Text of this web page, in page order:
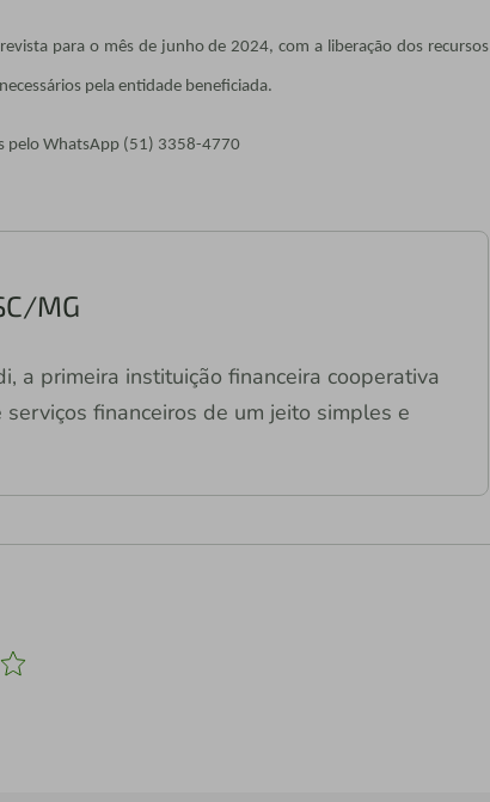
para o mês de junho de 2024, com a liberação dos recursos
pela entidade beneficiada.
pelo WhatsApp (51) 3358-4770
MG
a primeira instituição financeira cooperativa
financeiros de um jeito simples e